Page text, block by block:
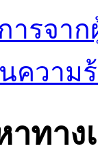
รจาก
ความ
ทา